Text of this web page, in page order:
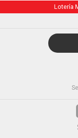
Lotería